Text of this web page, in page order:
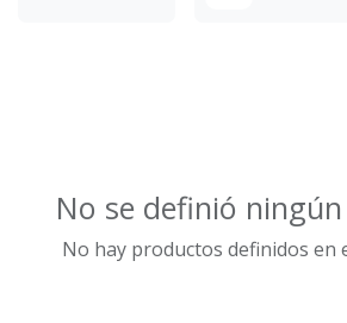
No se definió
No hay productos definidos en